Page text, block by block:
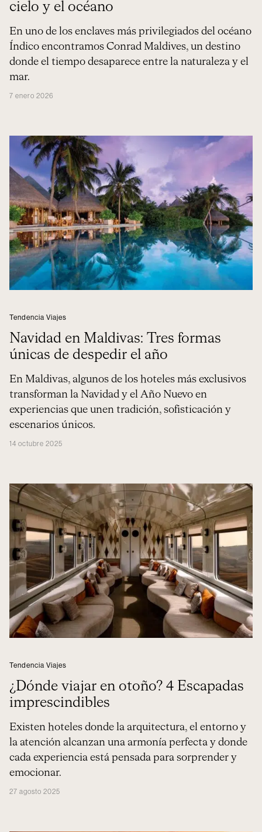
cielo y el océano
En uno de los enclaves más privilegiados del océano
Índico encontramos Conrad Maldives, un destino
donde el tiempo desaparece entre la naturaleza y el
mar.
7 enero 2026
Tendencia Viajes
Navidad en Maldivas: Tres formas
únicas de despedir el año
En Maldivas, algunos de los hoteles más exclusivos
transforman la Navidad y el Año Nuevo en
experiencias que unen tradición, sofisticación y
escenarios únicos.
14 octubre 2025
Tendencia Viajes
¿Dónde viajar en otoño? 4 Escapadas
imprescindibles
Existen hoteles donde la arquitectura, el entorno y
la atención alcanzan una armonía perfecta y donde
cada experiencia está pensada para sorprender y
emocionar.
27 agosto 2025